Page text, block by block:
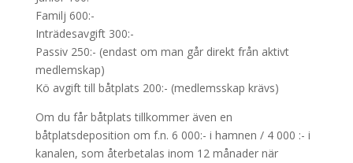
Familj 600:-
Inträdesavgift 300:-
Passiv 250:- (endast om man går direkt från aktivt
medlemskap)
Kö avgift till båtplats 200:- (medlemsskap krävs)
Om du får båtplats tillkommer även en
båtplatsdeposition om f.n. 6 000:- i hamnen / 4 000 :- i
kanalen, som återbetalas inom 12 månader när